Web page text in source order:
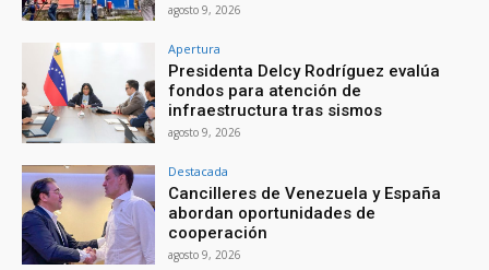
agosto 9, 2026
Apertura
Presidenta Delcy Rodríguez evalúa
fondos para atención de
infraestructura tras sismos
agosto 9, 2026
Destacada
Cancilleres de Venezuela y España
abordan oportunidades de
cooperación
agosto 9, 2026